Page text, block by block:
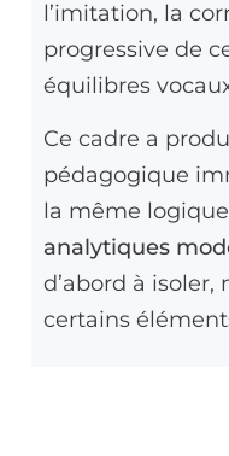
l’imitation, la
progressive de
équilibres
Ce cadre a
pédagogique
la même
analytiques
d’abord à
certains